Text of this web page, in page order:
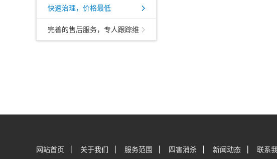
伍
快速治理，价格最低
完善的售后服务，专人跟踪维
网站首页 关于我们 服务范围 四害消杀 新闻动态 联系